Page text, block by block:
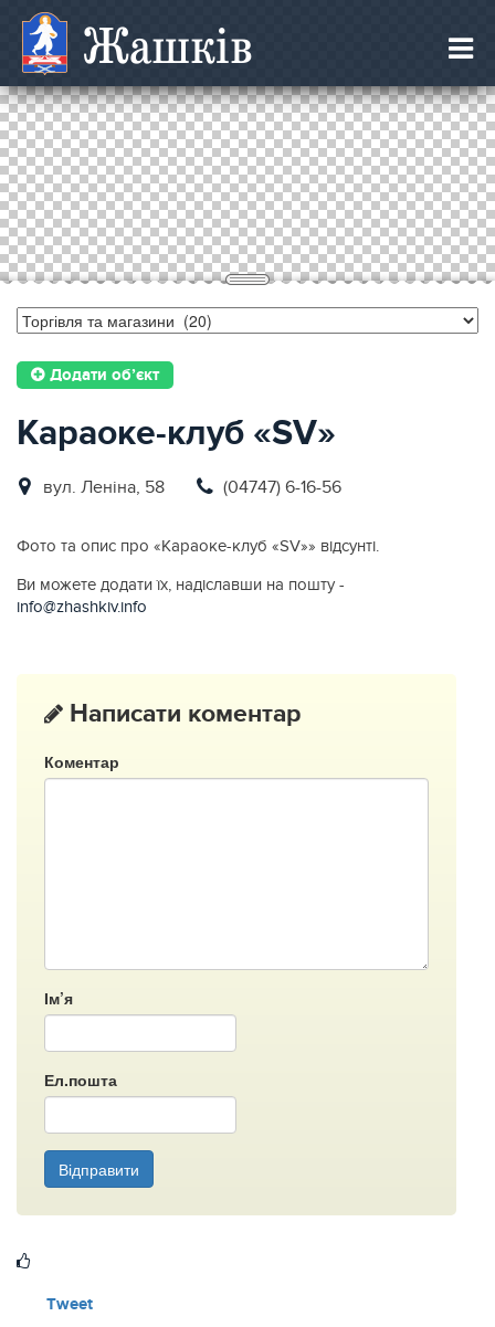
Жашків
Додати об’єкт
Караоке-клуб «SV»
вул. Леніна, 58 (04747) 6-16-56
Фото та опис про «Караоке-клуб «SV»» відсунті.
Ви можете додати їх, надіславши на пошту -
info@zhashkiv.info
Написати коментар
Коментар
Ім’я
Ел.пошта
Відправити
Tweet